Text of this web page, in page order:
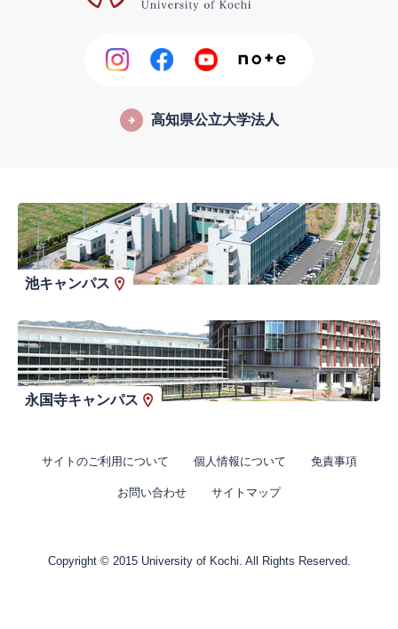
高知県公立大学法人
池キャンパス
永国寺キャンパス
サイトのご利用について 個人情報について 免責事項
お問い合わせ サイトマップ
Copyright © 2015 University of Kochi. All Rights Reserved.